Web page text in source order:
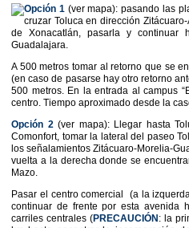
Opción 1 (ver mapa): pasando las
cruzar Toluca en dirección
de Xonacatlán, pasarla y continuar
Guadalajara.
A 500 metros tomar al retorno que se
(en caso de pasarse hay otro retorno
500 metros. En la entrada al campus
centro. Tiempo aproximado desde la
Opción 2(ver mapa): Llegar hasta
Comonfort, tomar la lateral del paseo
los señalamientos Zitácuaro-Morelia-
vuelta a la derecha donde se
Mazo.
Pasar el centro comercial (a la
continuar de frente por esta avenida
carriles centrales (PRECAUCIÓN : la